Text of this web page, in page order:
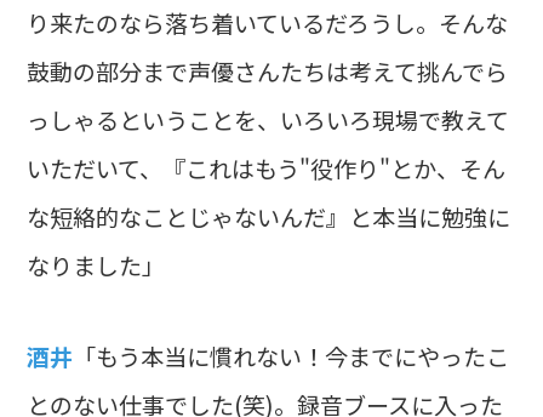
り来たのなら落ち着いているだろうし。そんな
鼓動の部分まで声優さんたちは考えて挑んでら
っしゃるということを、いろいろ現場で教えて
いただいて、『これはもう"役作り"とか、そん
な短絡的なことじゃないんだ』と本当に勉強に
なりました」
酒井 「もう本当に慣れない！今までにやったこ
とのない仕事でした(笑)。録音ブースに入った